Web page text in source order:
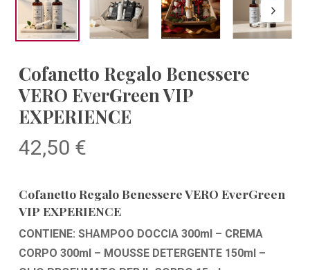
Cofanetto Regalo Benessere
VERO EverGreen VIP
EXPERIENCE
42,50 €
Cofanetto Regalo Benessere VERO EverGreen
VIP EXPERIENCE
CONTIENE: SHAMPOO DOCCIA 300ml – CREMA
CORPO 300ml – MOUSSE DETERGENTE 150ml –